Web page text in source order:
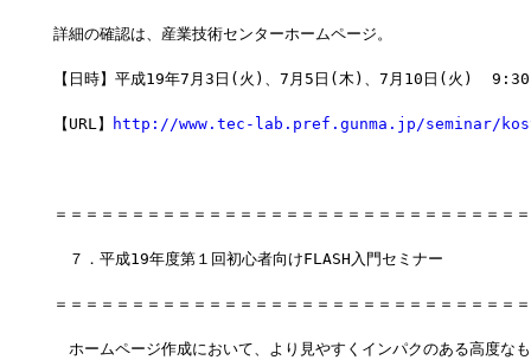
詳細の確認は、産業技術センターホームページ。
【日時】平成19年7月3日(火)、7月5日(木)、7月10日(火)
【URL】 http://www.tec-lab.pref.gunma.jp/seminar/
＝＝＝＝＝＝＝＝＝＝＝＝＝＝＝＝＝＝＝＝＝＝＝＝＝＝＝＝＝＝
７．平成19年度第１回初心者向けFLASH入門セミナー
＝＝＝＝＝＝＝＝＝＝＝＝＝＝＝＝＝＝＝＝＝＝＝＝＝＝＝＝＝＝
ホームページ作成において、より見やすくインパクのある高度な